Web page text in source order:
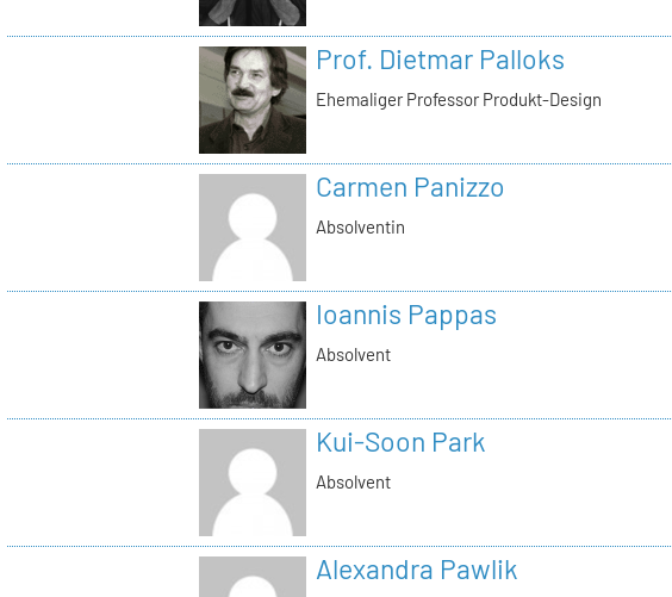
Prof. Dietmar Palloks
Ehemaliger Professor Produkt-Design
Carmen Panizzo
Absolventin
Ioannis Pappas
Absolvent
Kui-Soon Park
Absolvent
Alexandra Pawlik